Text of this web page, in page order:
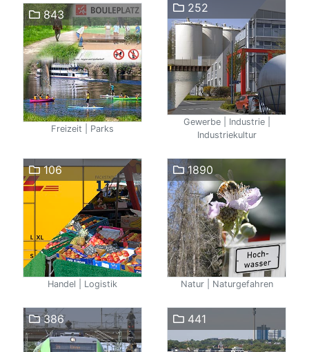
843
Freizeit | Parks
252
Gewerbe | Industrie |
Industriekultur
106
Handel | Logistik
1890
Natur | Naturgefahren
386 441